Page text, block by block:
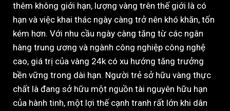
thêm không giới hạn, lượng vàng trên thế giới là có
hạn và việc khai thác ngày càng trở nên khó khăn, tốn
kém hơn. Với nhu cầu ngày càng tăng từ các ngân
hàng trung ương và ngành công nghiệp công nghệ
cao, giá trị của vàng 24k có xu hướng tăng trưởng
bền vững trong dài hạn. Người trẻ sở hữu vàng thực
chất là đang sở hữu một nguồn tài nguyên hữu hạn
của hành tinh, một lợi thế cạnh tranh rất lớn khi dân